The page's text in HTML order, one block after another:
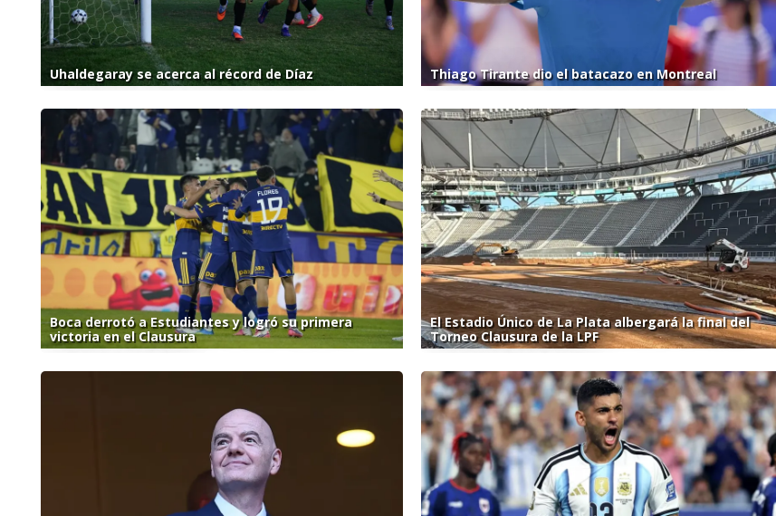
Uhaldegaray se acerca al récord de Díaz Thiago Tirante dio el batacazo en Montreal
Boca derrotó a Estudiantes y logró su primera
victoria en el Clausura
El Estadio Único de La Plata albergará la final del
Torneo Clausura de la LPF